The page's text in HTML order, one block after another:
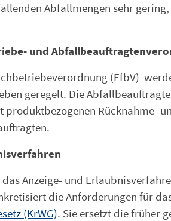
Abfallmengen sehr
und
(EfbV)
geregelt. Die
produktbezogenen Rücknahme-
Anzeige- und
die Anforderungen für
(KrWG). Sie ersetzt die früher